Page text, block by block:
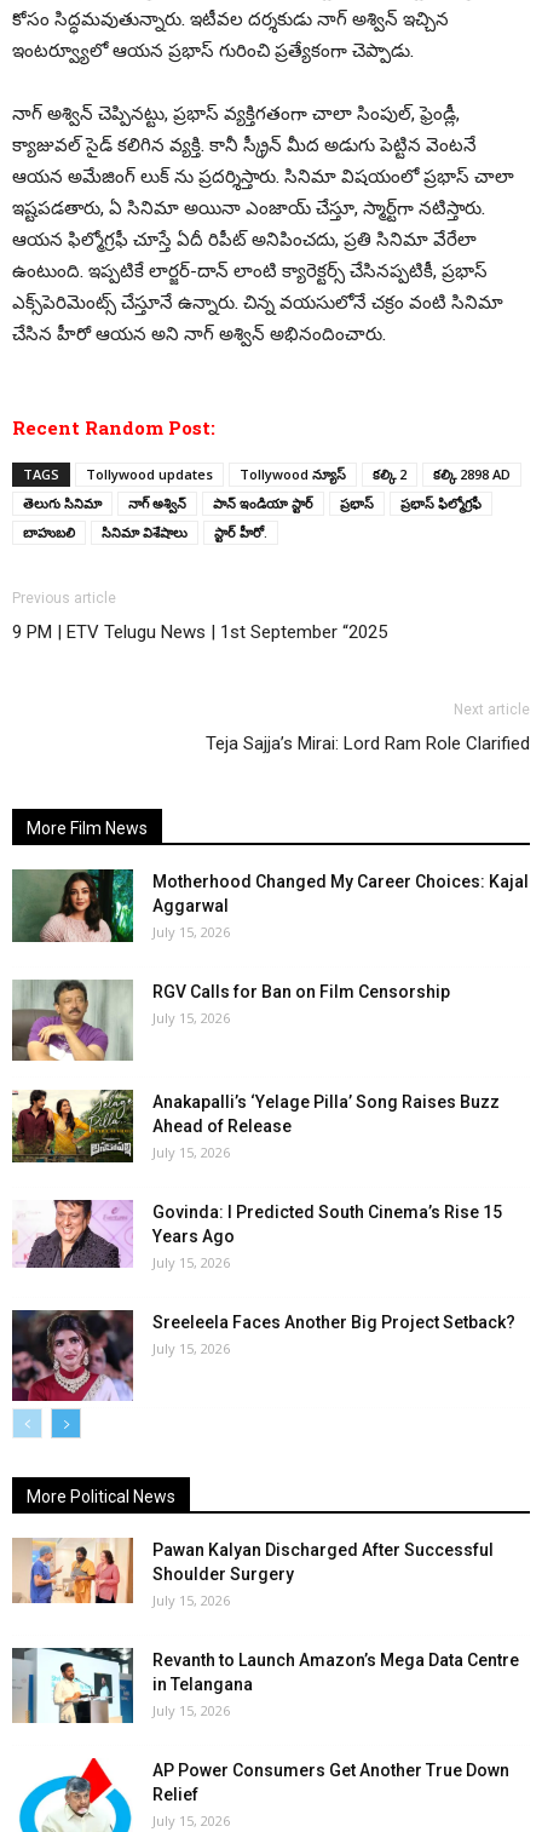
కోసం సిద్ధమవుతున్నారు. ఇటీవల దర్శకుడు నాగ్ అశ్విన్ ఇచ్చిన
ఇంటర్వ్యూలో ఆయన ప్రభాస్ గురించి ప్రత్యేకంగా చెప్పాడు.
నాగ్ అశ్విన్ చెప్పినట్టు, ప్రభాస్ వ్యక్తిగతంగా చాలా సింపుల్, ఫ్రెండ్లీ,
క్యాజువల్ సైడ్ కలిగిన వ్యక్తి. కానీ స్క్రీన్ మీద అడుగు పెట్టిన వెంటనే
ఆయన అమేజింగ్ లుక్ ను ప్రదర్శిస్తారు. సినిమా విషయంలో ప్రభాస్ చాలా
ఇష్టపడతారు, ఏ సినిమా అయినా ఎంజాయ్ చేస్తూ, స్మార్ట్‌గా నటిస్తారు.
ఆయన ఫిల్మోగ్రఫీ చూస్తే ఏదీ రిపీట్ అనిపించదు, ప్రతి సినిమా వేరేలా
ఉంటుంది. ఇప్పటికే లార్జర్-దాన్ లాంటి క్యారెక్టర్స్ చేసినప్పటికీ, ప్రభాస్
ఎక్స్‌పెరిమెంట్స్ చేస్తూనే ఉన్నారు. చిన్న వయసులోనే చక్రం వంటి సినిమా
చేసిన హీరో ఆయన అని నాగ్ అశ్విన్ అభినందించారు.
Recent Random Post:
TAGS Tollywood updates Tollywood న్యూస్ కల్కి 2
కల్కి 2898 AD
తెలుగు సినిమా
నాగ్ అశ్విన్ పాన్ ఇండియా స్టార్ ప్రభాస్
ప్రభాస్ ఫిల్మోగ్రఫీ
బాహుబలి
సినిమా విశేషాలు స్టార్ హీరో.
Previous article
9 PM | ETV Telugu News | 1st September “2025
Next article
Teja Sajja’s Mirai: Lord Ram Role Clarified
More Film News
Motherhood Changed My Career Choices: Kajal
Aggarwal
July 15, 2026
RGV Calls for Ban on Film Censorship
July 15, 2026
Anakapalli’s ‘Yelage Pilla’ Song Raises Buzz
Ahead of Release
July 15, 2026
Govinda: I Predicted South Cinema’s Rise 15
Years Ago
July 15, 2026
Sreeleela Faces Another Big Project Setback?
July 15, 2026
More Political News
Pawan Kalyan Discharged After Successful
Shoulder Surgery
July 15, 2026
Revanth to Launch Amazon’s Mega Data Centre
in Telangana
July 15, 2026
AP Power Consumers Get Another True Down
Relief
July 15, 2026